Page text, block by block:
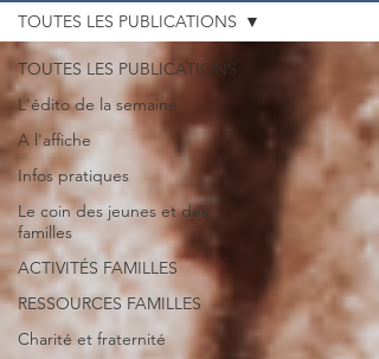
TOUTES LES PUBLICATIONS
L'édito de la semaine
A l'affiche
Infos pratiques
Le coin des jeunes et des
familles
ACTIVITÉS FAMILLES
RESSOURCES FAMILLES
Charité et fraternité
TOUTES LES PUBLICATIONS